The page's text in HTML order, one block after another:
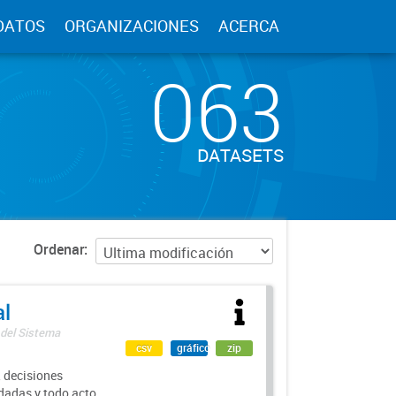
ORGANIZACIONES ACERCA
063
DATASETS
Ordenar
Sistema
csv gráfico zip